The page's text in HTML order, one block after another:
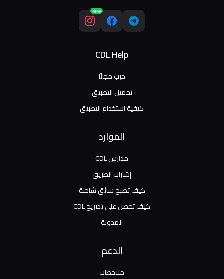
جديد
CDL Help
جرب مجانًا
تحميل التطبيق
كيفية استخدام التطبيق
الموارد
مدارس CDL
إشارات الطريق
كيف تصبح سائق شاحنة
كيف تحصل على تصريح CDL
المدونة
الدعم
ملاحظات